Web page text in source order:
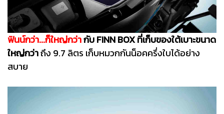
ฟินน์กว่า...ก็ใหญ่กว่ากับ FINN BOX ที่เก็บของใต้เบาะขนาด
ใหญ่กว่าถึง 9.7 ลิตร เก็บหมวกกันน็อคครึ่งใบได้อย่าง
สบาย